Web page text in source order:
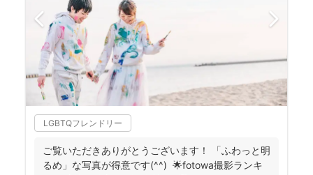
LGBTQフレンドリー
ご覧いただきありがとうございます！ 「ふわっと明
るめ」な写真が得意です(^^) 🌟fotowa撮影ランキ